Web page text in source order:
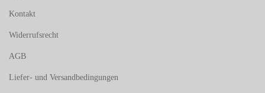
Kontakt
Widerrufsrecht
AGB
Liefer- und Versandbedingungen